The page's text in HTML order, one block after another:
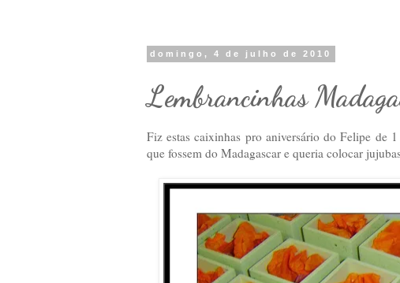
domingo, 4 de julho de 2010
Lembrancinhas
Fiz estas caixinhas pro aniversário do Felipe de
que fossem do Madagascar e queria colocar